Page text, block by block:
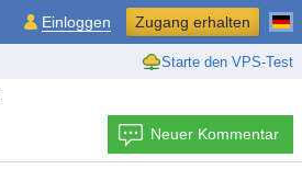
Starte den VPS-Test
Einloggen Zugang erhalten
Neuer Kommentar